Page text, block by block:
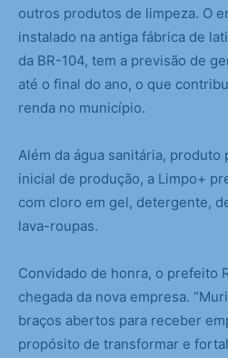
outros produtos de limpeza. O
instalado na antiga fábrica de
da BR-104, tem a previsão de
até o final do ano, o que
renda no município.
Além da água sanitária,
inicial de produção, a Limpo+
com cloro em gel, detergente,
lava-roupas.
Convidado de honra, o prefeito
chegada da nova empresa.
braços abertos para receber
propósito de transformar e